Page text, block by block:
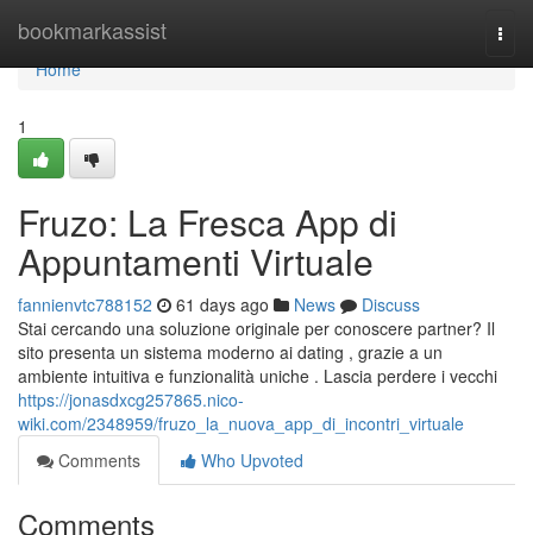
bookmarkassist
Home
Home
1
Fruzo: La Fresca App di
Appuntamenti Virtuale
fannienvtc788152 61 days ago News
Discuss
Stai cercando una soluzione originale per conoscere partner? Il
sito presenta un sistema moderno ai dating , grazie a un
ambiente intuitiva e funzionalità uniche . Lascia perdere i vecchi
https://jonasdxcg257865.nico-
wiki.com/2348959/fruzo_la_nuova_app_di_incontri_virtuale
Comments
Who Upvoted
Comments